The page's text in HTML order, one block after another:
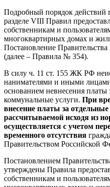
Подробный порядок действий
разделе VIII Правил
собственникам и
многоквартирных домах и
Постановление
(далее – Правила № 354).
В силу ч. 11 ст. 155 ЖК РФ
нанимателями и иными
основанием невнесения
коммунальные услуги. При
внесение платы за
рассчитываемой исходя из
осуществляется с учетом
временного отсутствия
Правительством Российской
Постановлением
утверждены Правила
собственникам и